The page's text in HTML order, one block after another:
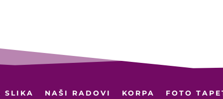
SLIKA NAŠI RADOVI KORPA FOTO